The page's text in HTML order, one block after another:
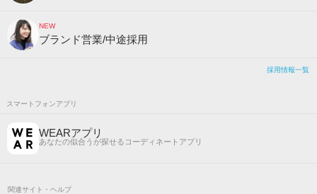
NEW
ブランド営業/中途採用
採用情報一覧
スマートフォンアプリ
WEARアプリ
あなたの似合うが探せるコーディネートアプリ
関連サイト・ヘルプ